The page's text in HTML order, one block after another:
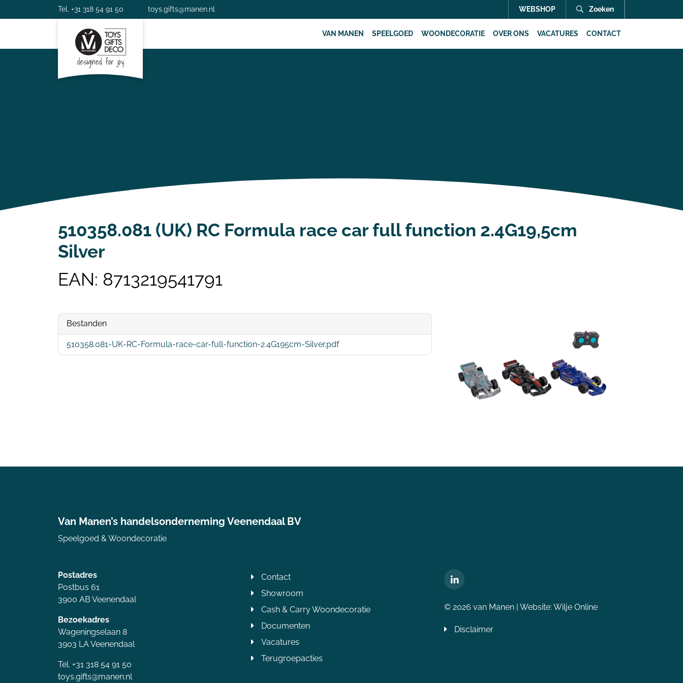
Tel. +31 318 54 91 50 toys.gifts@manen.nl WEBSHOP Zoeken
VAN MANEN SPEELGOED WOONDECORATIE OVER ONS VACATURES CONTACT
510358.081 (UK) RC Formula race car full function 2.4G19,5cm
Silver
EAN: 8713219541791
Bestanden
510358.081-UK-RC-Formula-race-car-full-function-2.4G195cm-Silver.pdf
Van Manen’s handelsonderneming Veenendaal BV
Speelgoed & Woondecoratie
Postadres
Postbus 61
3900 AB Veenendaal
Bezoekadres
Wageningselaan 8
3903 LA Veenendaal
Tel. +31 318 54 91 50
toys.gifts@manen.nl
Contact
Showroom
Cash & Carry Woondecoratie
Documenten
Vacatures
Terugroepacties
© 2026 van Manen | Website: Wilje Online
Disclaimer